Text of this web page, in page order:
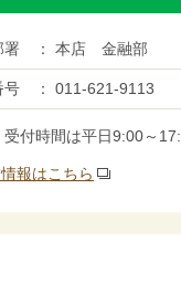
署 本店 金融部
号 011-621-9113
受付時間は平日9:00～
報はこちら